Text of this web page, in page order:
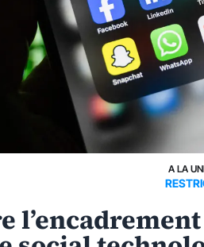
A LA